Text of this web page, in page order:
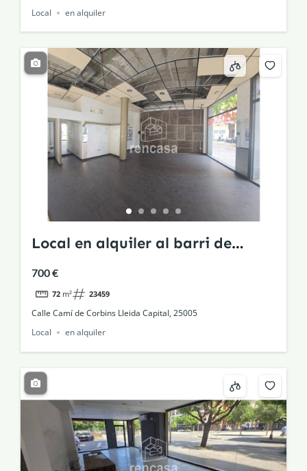
Local
en alquiler
Local en alquiler al barri de
Pardinyes, Lleida Capital
700 €
72 m² 23459
Calle Camí de Corbins Lleida Capital, 25005
Local
en alquiler